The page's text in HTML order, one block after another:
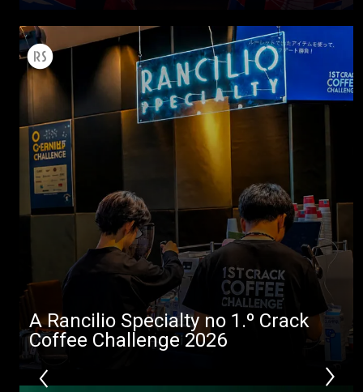
A Rancilio Specialty no 1.º Crack
Coffee Challenge 2026
Produtos
Descarregar
Mais